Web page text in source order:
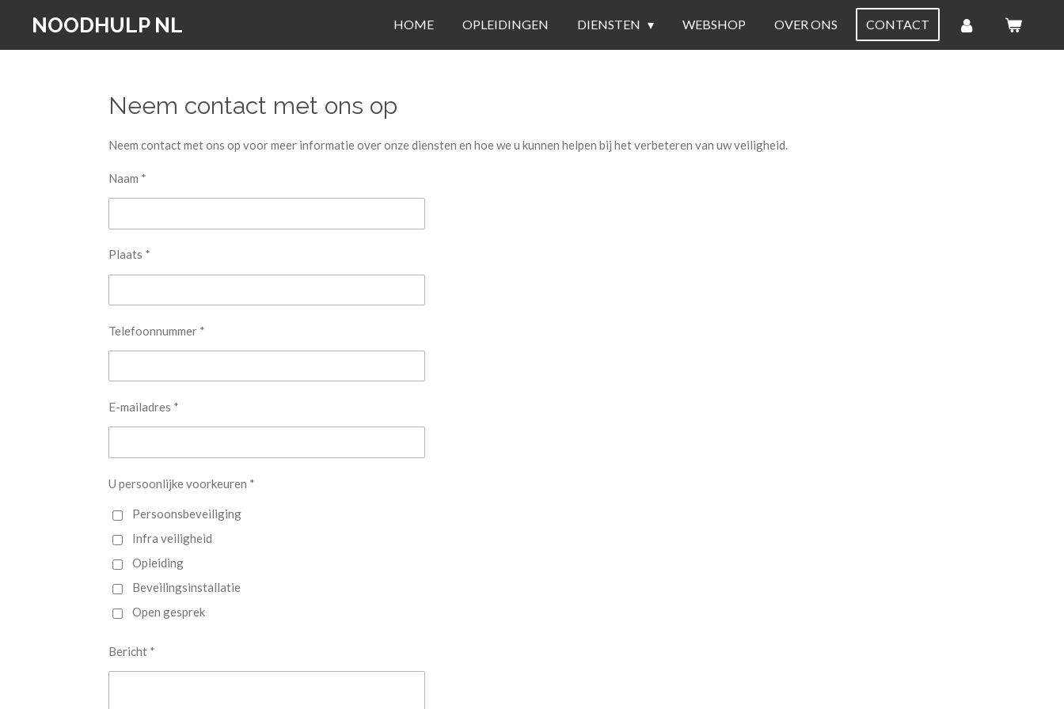
NOODHULP NL HOME OPLEIDINGEN DIENSTEN WEBSHOP OVER ONS CONTACT
Neem contact met ons op
Neem contact met ons op voor meer informatie over onze diensten en hoe we u kunnen helpen bij het verbeteren van uw veiligheid.
Naam *
Plaats *
Telefoonnummer *
E-mailadres *
U persoonlijke voorkeuren *
Persoonsbeveiliging
Infra veiligheid
Opleiding
Beveilingsinstallatie
Open gesprek
Bericht *